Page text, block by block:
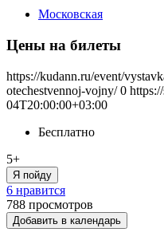
Московская
Цены на билеты
https://kudann.ru/event/
otechestvennoj-vojny/ 0
04T20:00:00+03:00
Бесплатно
5+
Я пойду
6 нравится
788 просмотров
Добавить в календарь